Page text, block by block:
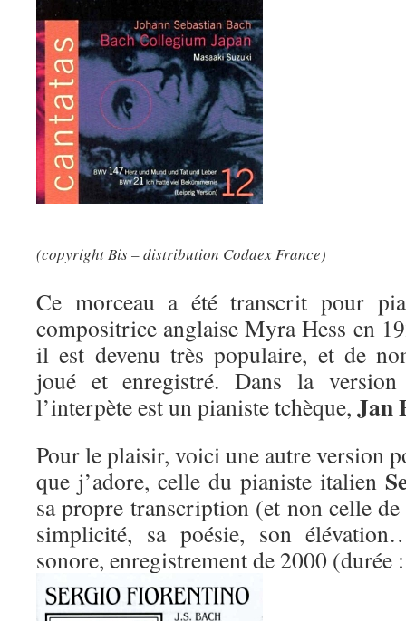
(copyright Bis – distribution Codaex France)
Ce morceau a été transcrit pour
compositrice anglaise Myra Hess en
il est devenu très populaire, et de
joué et enregistré. Dans la version
l’interpète est un pianiste tchèque, Jan
Pour le plaisir, voici une autre version
que j’adore, celle du pianiste italien
sa propre transcription (et non celle
simplicité, sa poésie, son
sonore, enregistrement de 2000 (durée